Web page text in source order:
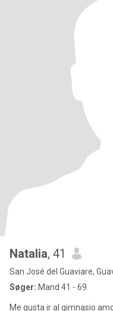
Natalia, 41
San José del Guaviare,
Søger: Mand 41 - 69
Me gusta ir al gimnasio